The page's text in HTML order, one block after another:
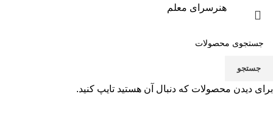
هنرسرای معلم
جستجو
برای دیدن محصولات که دنبال آن هستید تایپ کنید.